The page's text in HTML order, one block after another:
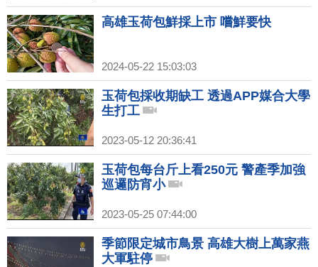
高雄玉荷包鮮採上市 嚐鮮要快
2024-05-22 15:03:03
玉荷包採收期缺工 透過APP媒合大學
生打工
2023-05-12 20:36:41
玉荷包每台斤上看250元 警產季加強
巡邏防宵小
2023-05-25 07:44:00
季節限定城市鳥景 高雄大樹上萬家燕
大軍駐停